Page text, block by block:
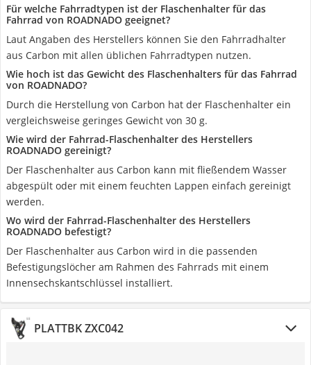
Für welche Fahrradtypen ist der Flaschenhalter für das
Fahrrad von ROADNADO geeignet?
Laut Angaben des Herstellers können Sie den Fahrradhalter
aus Carbon mit allen üblichen Fahrradtypen nutzen.
Wie hoch ist das Gewicht des Flaschenhalters für das Fahrrad
von ROADNADO?
Durch die Herstellung von Carbon hat der Flaschenhalter ein
vergleichsweise geringes Gewicht von 30 g.
Wie wird der Fahrrad-Flaschenhalter des Herstellers
ROADNADO gereinigt?
Der Flaschenhalter aus Carbon kann mit fließendem Wasser
abgespült oder mit einem feuchten Lappen einfach gereinigt
werden.
Wo wird der Fahrrad-Flaschenhalter des Herstellers
ROADNADO befestigt?
Der Flaschenhalter aus Carbon wird in die passenden
Befestigungslöcher am Rahmen des Fahrrads mit einem
Innensechskantschlüssel installiert.
PLATTBK ZXC042